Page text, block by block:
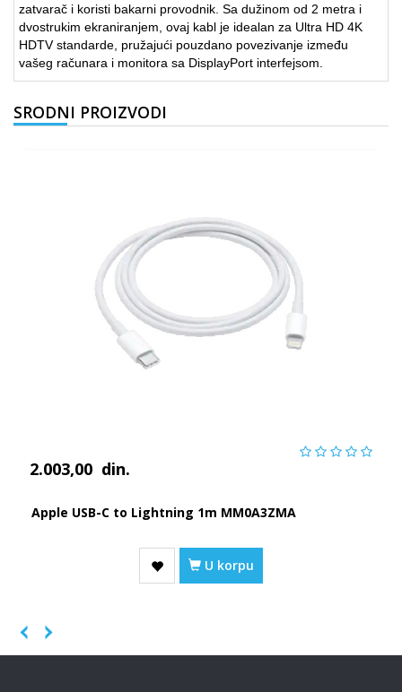
zatvarač i koristi bakarni provodnik. Sa dužinom od 2 metra i
dvostrukim ekraniranjem, ovaj kabl je idealan za Ultra HD 4K
HDTV standarde, pružajući pouzdano povezivanje između
vašeg računara i monitora sa DisplayPort interfejsom.
SRODNI PROIZVODI
2.003,00 din.
Apple USB-C to Lightning 1m MM0A3ZMA
U korpu